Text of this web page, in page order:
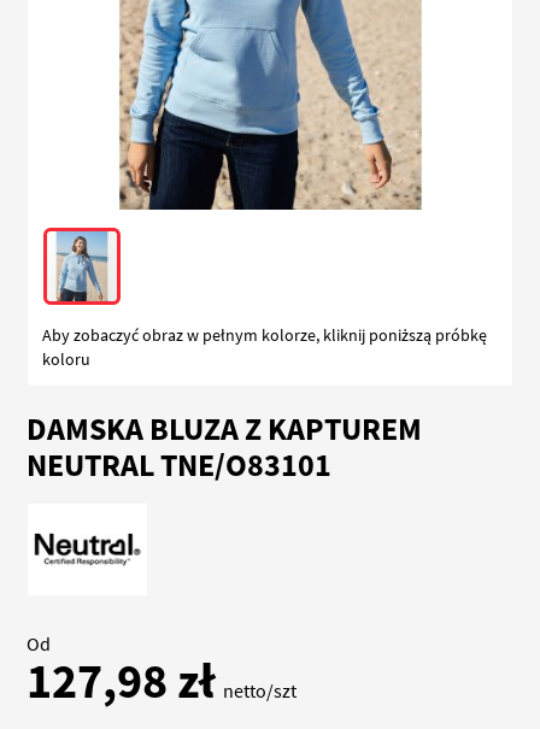
DAMSKA BLUZA Z KAPTUREM
NEUTRAL TNE/O83101
Od
127,98 zł netto/szt
Aby zobaczyć obraz w pełnym kolorze, kliknij poniższą próbkę
koloru
na
początek
galerii